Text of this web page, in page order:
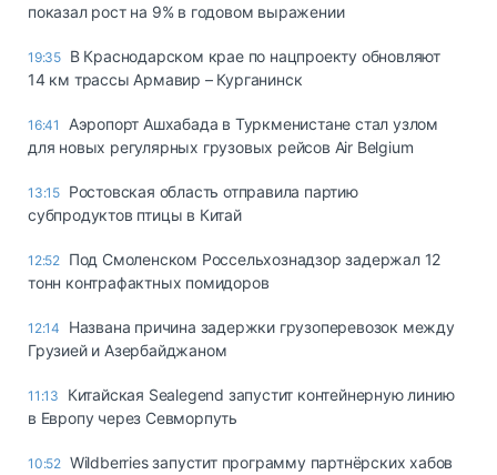
показал рост на 9% в годовом выражении
19:35 В Краснодарском крае по нацпроекту обновляют
14 км трассы Армавир – Курганинск
16:41
Аэропорт Ашхабада в Туркменистане стал узлом
для новых регулярных грузовых рейсов Air Belgium
13:15 Ростовская область отправила партию
субпродуктов птицы в Китай
12:52 Под Смоленском Россельхознадзор задержал 12
тонн контрафактных помидоров
12:14
Названа причина задержки грузоперевозок между
Грузией и Азербайджаном
11:13
Китайская Sealegend запустит контейнерную линию
в Европу через Севморпуть
10:52 Wildberries запустит программу партнёрских хабов